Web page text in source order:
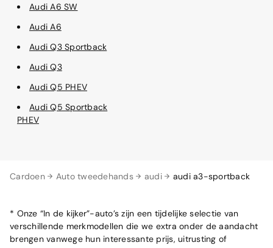
Cardoen Auto tweedehands audi audi a3-sportback
Audi A6 SW
Audi A6
Audi Q3 Sportback
Audi Q3
Audi Q5 PHEV
Audi Q5 Sportback
PHEV
* Onze “In de kijker”-auto’s zijn een tijdelijke selectie van
verschillende merkmodellen die we extra onder de aandacht
brengen vanwege hun interessante prijs, uitrusting of